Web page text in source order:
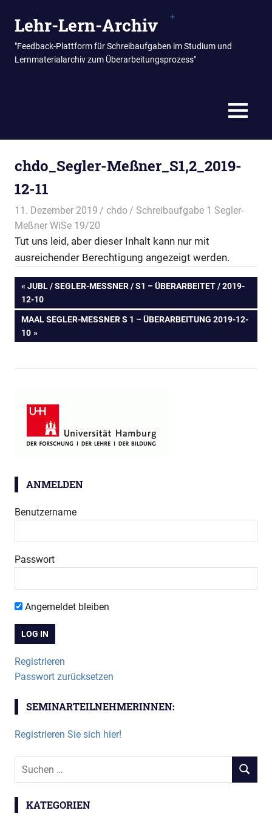
InhaltLehr-Lern-Archiv
"Feedback-Plattform für Schreibaufgaben im Studium und
Lernmaterialarchiv zum Überarbeitungsprozess"
MENÜ
chdo_Segler-Meßner_S1,2_2019-
12-11
11. Dezember 2019 chdo
Schreibaufgabe 1 Segler-
Meßner WiSe 19/20
Tut uns leid, aber dieser Inhalt kann nur mit
ausreichender Berechtigung angezeigt werden.
Beitragsnavigation
VORHERIGER
BEITRAG:
JUBL / SEGLER-MESSNER / S1 – ÜBERARBEITET / 2019-1
2-10
NÄCHSTER
BEITRAG:
MAAL SEGLER-MESSNER S 1 – ÜBERARBEITUNG 2019-12-1
0
ANMELDEN
Benutzername
Passwort
Angemeldet bleiben
Registrieren
Passwort zurücksetzen
SEMINARTEILNEHMERINNEN:
Registrieren Sie sich hier!
Suchen
SUCHEN
KATEGORIEN